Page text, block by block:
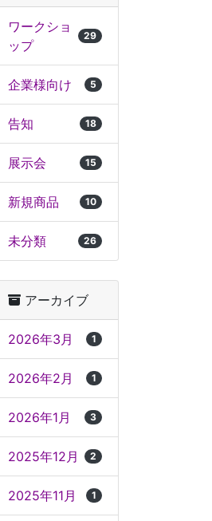
ワークショ
ップ
29
企業様向け 5
告知 18
展示会 15
新規商品 10
未分類 26
アーカイブ
2026年3月 1
2026年2月 1
2026年1月 3
2025年12月 2
2025年11月 1